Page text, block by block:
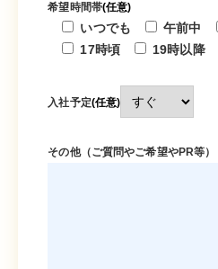
希望時間帯(任意)
いつでも 午前中
17時頃
19時以降
入社予定(任意)
その他（ご質問やご希望やPR等）